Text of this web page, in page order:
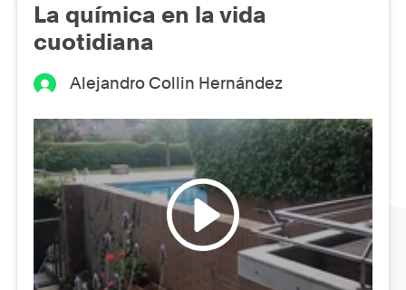
La química en la vida
cuotidiana
Alejandro Collin Hernández